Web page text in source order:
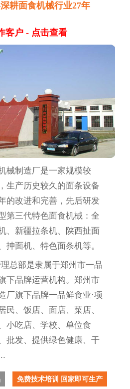
耕面食机械行业27年
客户 - 点击查看
械制造厂是一家规模较
生产历史较久的面条设备
的改进和完善，先后研发
第三代特色面食机械：全
、新疆拉条机、陕西扯面
抻面机、特色面条机等。
总部是隶属于郑州市一品
下品牌运营机构。郑州市
厂旗下品牌一品鲜食业·项
民、饭店、面店、菜店、
小吃店、学校、单位食
批发、提供绿色健康、干
免费技术培训 回家即可生产